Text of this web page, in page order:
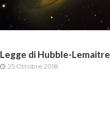
Legge di Hubble-Lemaitre
25 Ottobre 2018